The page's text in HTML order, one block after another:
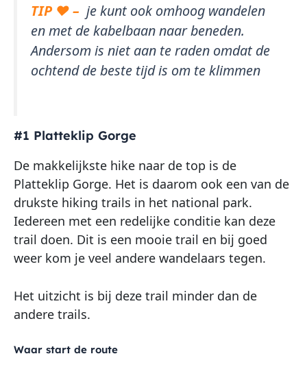
TIP ♥ – je kunt ook omhoog wandelen
en met de kabelbaan naar beneden.
Andersom is niet aan te raden omdat de
ochtend de beste tijd is om te klimmen
#1 Platteklip Gorge
De makkelijkste hike naar de top is de
Platteklip Gorge. Het is daarom ook een van de
drukste hiking trails in het national park.
Iedereen met een redelijke conditie kan deze
trail doen. Dit is een mooie trail en bij goed
weer kom je veel andere wandelaars tegen.
Het uitzicht is bij deze trail minder dan de
andere trails.
Waar start de route